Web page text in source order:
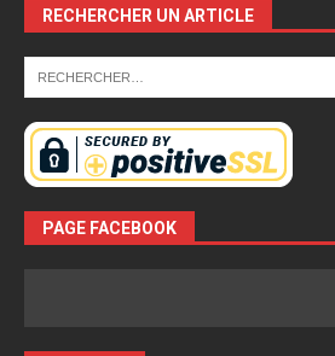
RECHERCHER UN ARTICLE
PAGE FACEBOOK